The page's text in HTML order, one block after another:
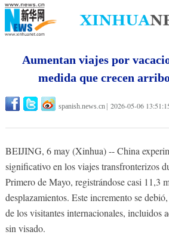
Aumentan viajes por
medida que crecen
spanish.news.cn 2026-05-06
BEIJING, 6 may (Xinhua) -- China
significativo en los viajes transfronterizos
Primero de Mayo, registrándose casi 11,3
desplazamientos. Este incremento se
de los visitantes internacionales, incluidos
sin visado.